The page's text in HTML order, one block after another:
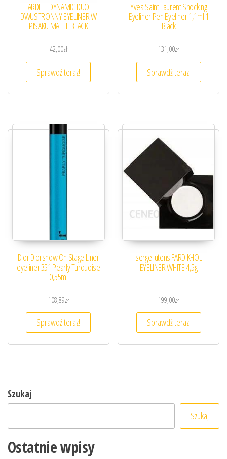
ARDELL DYNAMIC DUO
DWUSTRONNY EYELINER W
PISAKU MATTE BLACK
42,00zł
Sprawdź teraz!
Yves Saint Laurent Shocking
Eyeliner Pen Eyeliner 1,1ml 1
Black
131,00zł
Sprawdź teraz!
Dior Diorshow On Stage Liner
eyeliner 351 Pearly Turquoise
0,55ml
108,89zł
Sprawdź teraz!
serge lutens FARD KHOL
EYELINER WHITE 4,5g
199,00zł
Sprawdź teraz!
Szukaj
Szukaj
Ostatnie wpisy